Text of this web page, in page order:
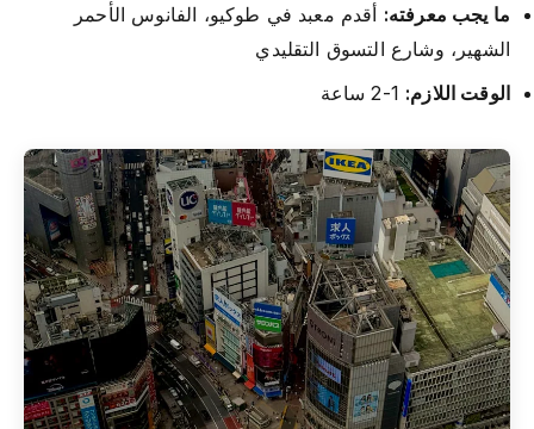
ما يجب معرفته: أقدم معبد في طوكيو، الفانوس الأحمر
الشهير، وشارع التسوق التقليدي
الوقت اللازم: